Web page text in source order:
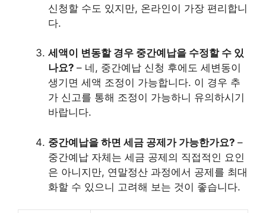
신청할 수도 있지만, 온라인이 가장 편리합니
다.
세액이 변동할 경우 중간예납을 수정할 수 있
나요? – 네, 중간예납 신청 후에도 세변동이
생기면 세액 조정이 가능합니다. 이 경우 추
가 신고를 통해 조정이 가능하니 유의하시기
바랍니다.
중간예납을 하면 세금 공제가 가능한가요? –
중간예납 자체는 세금 공제의 직접적인 요인
은 아니지만, 연말정산 과정에서 공제를 최대
화할 수 있으니 고려해 보는 것이 좋습니다.